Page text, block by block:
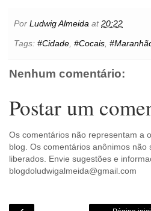
b
o
k
t
e
r
e
r
e
s
s
A
p
l
g
e
Por Ludwig Almeida at20:22
Tags: #Cidade, #Cocais,
Nenhum comentário:
Postar um
Os comentários não representam a
blog. Os comentários anônimos não
liberados. Envie sugestões e
blogdoludwigalmeida@gmail.com